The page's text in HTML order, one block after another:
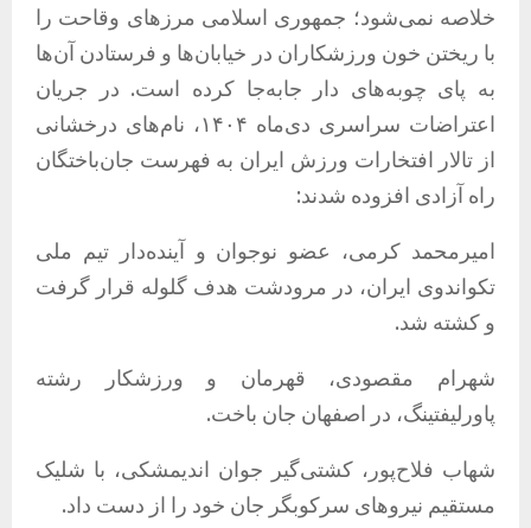
خلاصه نمی‌شود؛ جمهوری اسلامی مرزهای وقاحت را
با ریختن خون ورزشکاران در خیابان‌ها و فرستادن آن‌ها
به پای چوبه‌های دار جابه‌جا کرده است. در جریان
اعتراضات سراسری دی‌ماه ۱۴۰۴، نام‌های درخشانی
از تالار افتخارات ورزش ایران به فهرست جان‌باختگان
راه آزادی افزوده شدند:
امیرمحمد کرمی، عضو نوجوان و آینده‌دار تیم ملی
تکواندوی ایران، در مرودشت هدف گلوله قرار گرفت
و کشته شد.
شهرام مقصودی، قهرمان و ورزشکار رشته
پاورلیفتینگ، در اصفهان جان باخت.
شهاب فلاح‌پور، کشتی‌گیر جوان اندیمشکی، با شلیک
مستقیم نیروهای سرکوبگر جان خود را از دست داد.